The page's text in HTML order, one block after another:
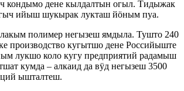
кондымо дене кылдалтын огыл. Тидыжак
ийыш шукырак лукташ йӧным пуа.
полимер негызеш ямдыла. Тушто 240
производство кугытшо дене Российыште
лукшо коло кугу предприятий радамыш
кумда – алкаид да вӱд негызеш 3500
ышталтеш.